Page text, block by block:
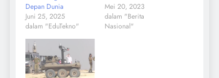
Depan Dunia
Juni 25, 2025
dalam "EduTekno"
Mei 20, 2023
dalam "Berita
Nasional"